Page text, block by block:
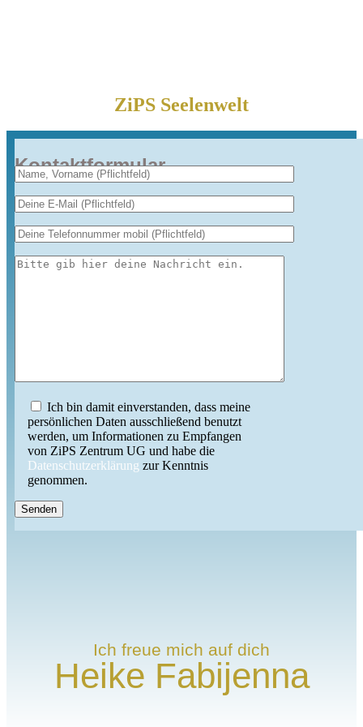
ZiPS Seelenwelt
Kontaktformular
Ich bin damit einverstanden, dass meine
persönlichen Daten ausschließend benutzt
werden, um Informationen zu Empfangen
von ZiPS Zentrum UG und habe die
Datenschutzerklärung zur Kenntnis
genommen.
Ich freue mich auf dich
Heike Fabijenna